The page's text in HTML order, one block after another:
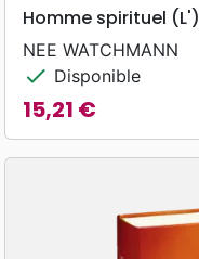
Homme spirituel (L')
NEE WATCHMANN
check Disponible
Prix
15,21 €